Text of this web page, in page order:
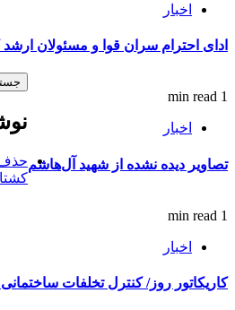
اخبار
ادای احترام سران قوا و مسئولان
1 min read
اخبار
تصاویر دیده نشده از شهید آل‌هاشم
1 min read
اخبار
کاریکاتور روز/ کنترل تخلفات ساختمانی
حذف